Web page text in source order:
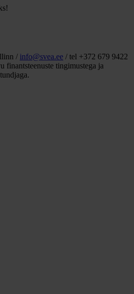
/ info@svea.ee / tel +372 679 9422
finantsteenuste tingimustega ja